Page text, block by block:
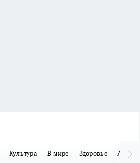
Культура В мире Здоровье Авто